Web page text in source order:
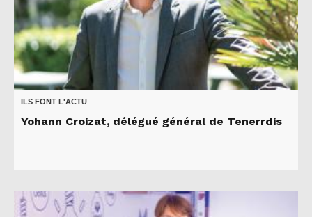
ILS FONT L'ACTU
Yohann Croizat, délégué général de Tenerrdis